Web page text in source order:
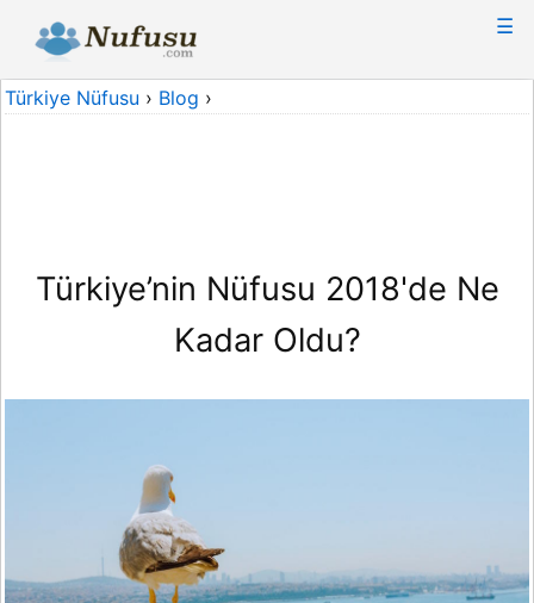
☰
Türkiye Nüfusu › Blog ›
Türkiye’nin Nüfusu 2018'de Ne
Kadar Oldu?